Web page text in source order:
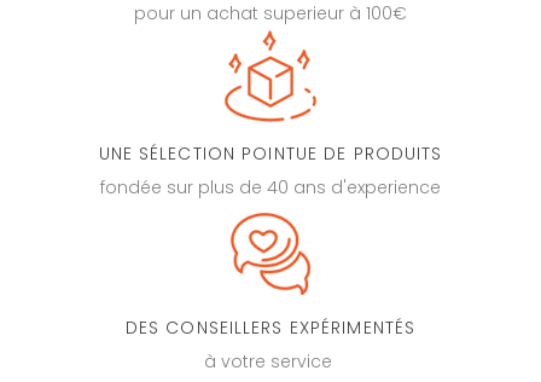
pour un achat superieur à 100€
UNE SÉLECTION POINTUE DE PRODUITS
fondée sur plus de 40 ans d'experience
DES CONSEILLERS EXPÉRIMENTÉS
à votre service